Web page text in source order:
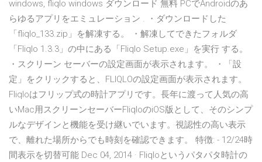
windows, fliqlo windows ダウンロード 無料 PCでAndroidのあ
らゆるアプリをエミュレーション . ・ダウンロードした
「fliqlo_133.zip」を解凍する。 ・解凍してできたフォルダ
「Fliqlo 1.3.3」の中にある「Fliqlo Setup.exe」を実行 する。
・スクリーン セーバーの設定画面が表示されます。 ・「設
定」をクリックすると、FLIQLOの設定画面が表示されます。
Fliqloはフリップ式の時計アプリです。長年に渡って人気の高
いMac用スクリーンセーバーFliqloのiOS版として、そのシンプ
ルなデザインと機能を受け継いでいます。視認性の高い表示
で、離れた場所からでも時刻を確認できます。 特徴: - 12/24時
間表示を切替可能 Dec 04, 2014 · Fliqloというパタパタ時計の